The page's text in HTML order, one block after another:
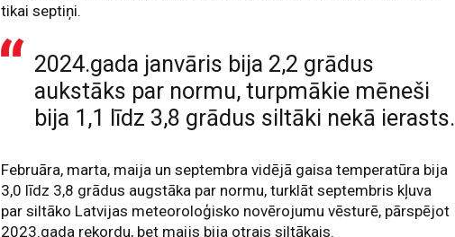
tikai septiņi.
2024.gada janvāris bija 2,2 grādus
aukstāks par normu, turpmākie mēneši
bija 1,1 līdz 3,8 grādus siltāki nekā ierasts.
Februāra, marta, maija un septembra vidējā gaisa temperatūra bija
3,0 līdz 3,8 grādus augstāka par normu, turklāt septembris kļuva
par siltāko Latvijas meteoroloģisko novērojumu vēsturē, pārspējot
2023.gada rekordu, bet maijs bija otrais siltākais.